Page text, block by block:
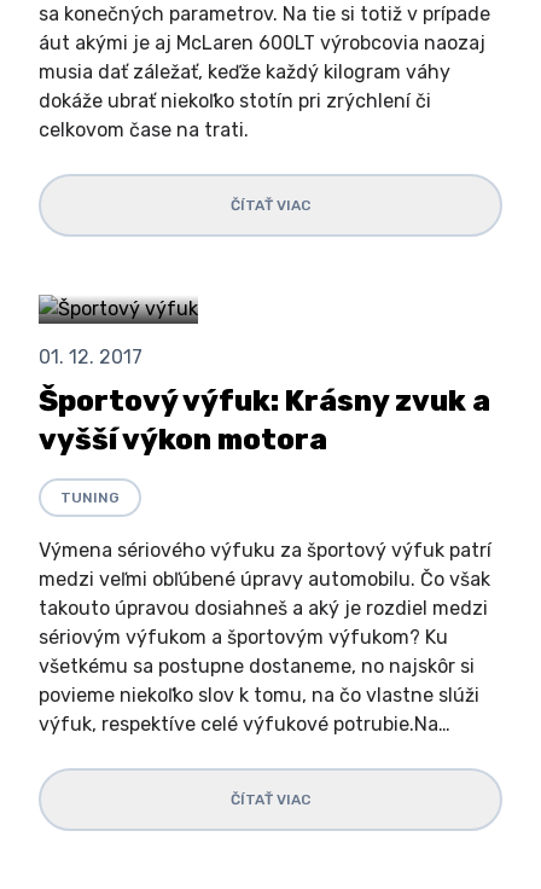
sa konečných parametrov. Na tie si totiž v prípade
áut akými je aj McLaren 600LT výrobcovia naozaj
musia dať záležať, keďže každý kilogram váhy
dokáže ubrať niekoľko stotín pri zrýchlení či
celkovom čase na trati.
ČÍTAŤ VIAC
01. 12. 2017
Športový výfuk: Krásny zvuk a
vyšší výkon motora
TUNING
Výmena sériového výfuku za športový výfuk patrí
medzi veľmi obľúbené úpravy automobilu. Čo však
takouto úpravou dosiahneš a aký je rozdiel medzi
sériovým výfukom a športovým výfukom? Ku
všetkému sa postupne dostaneme, no najskôr si
povieme niekoľko slov k tomu, na čo vlastne slúži
výfuk, respektíve celé výfukové potrubie.Na…
ČÍTAŤ VIAC